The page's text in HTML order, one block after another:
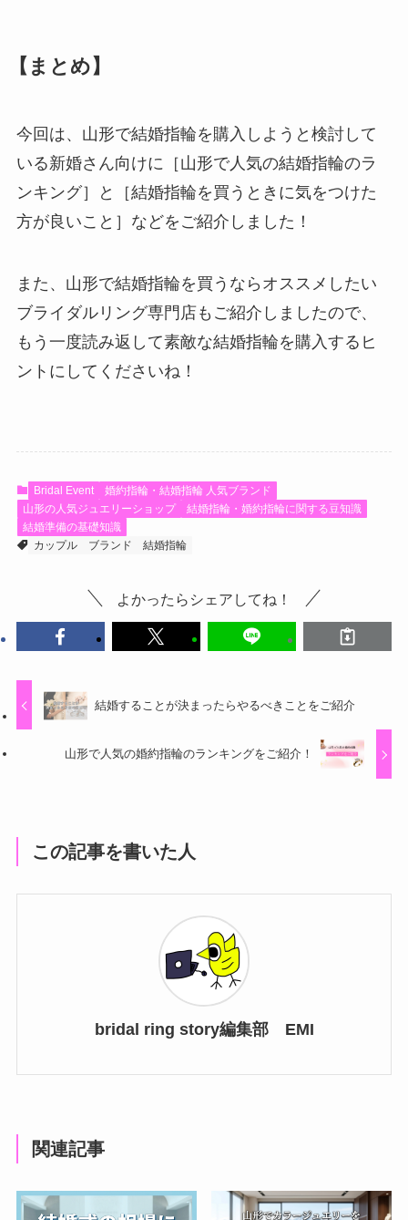
【まとめ】
今回は、山形で結婚指輪を購入しようと検討して
いる新婚さん向けに［山形で人気の結婚指輪のラ
ンキング］と［結婚指輪を買うときに気をつけた
方が良いこと］などをご紹介しました！
また、山形で結婚指輪を買うならオススメしたい
ブライダルリング専門店もご紹介しましたので、
もう一度読み返して素敵な結婚指輪を購入するヒ
ントにしてくださいね！
Bridal Event
婚約指輪・結婚指輪 人気ブランド
山形の人気ジュエリーショップ
結婚指輪・婚約指輪に関する豆知識
結婚準備の基礎知識
カップル
ブランド 結婚指輪
よかったらシェアしてね！
結婚することが決まったらやるべきことをご紹介
山形で人気の婚約指輪のランキングをご紹介！
この記事を書いた人
bridal ring story編集部 EMI
関連記事